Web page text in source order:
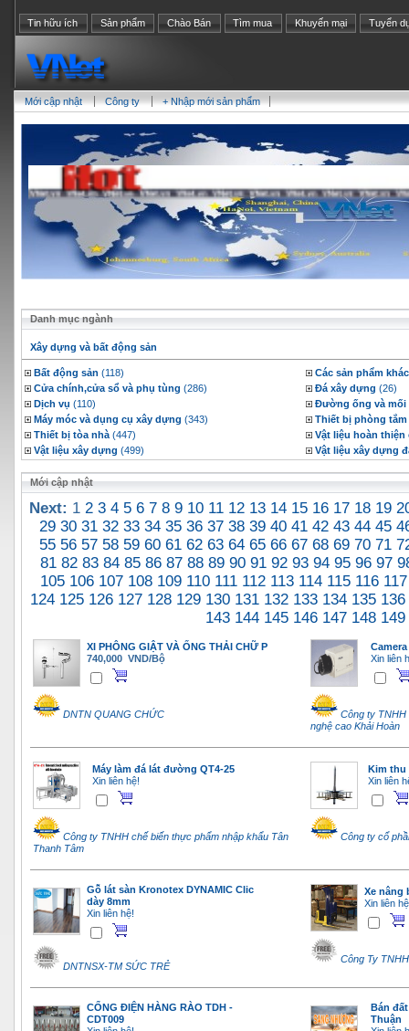
Tin hữu ích Sản phẩm Chào Bán Tìm mua Khuyến mại Tuyển
Mới cập nhật Công ty + Nhập mới sản phẩm
Danh mục ngành
Xây dựng và bất động sản
Bất động sản (118)
Các sản phẩm khác
Cửa chính,cửa sổ và phụ tùng (286) Đá xây dựng (26)
Dịch vụ (110)
Đường ống và mối
Máy móc và dụng cụ xây dựng (343)
Thiết bị phòng tắm
Thiết bị tòa nhà (447)
Vật liệu hoàn
Vật liệu xây dựng (499) Vật liệu xây dựng
Mới cập nhật
Next: 1 2 3 4 5 6 7 8 9 10 11 12 13 14 15 16 17 18 19
29 30 31 32 33 34 35 36 37 38 39 40 41 42 43 44 45
55 56 57 58 59 60 61 62 63 64 65 66 67 68 69 70 71
81 82 83 84 85 86 87 88 89 90 91 92 93 94 95 96 97
105 106 107 108 109 110 111 112 113 114 115 116 117
124 125 126 127 128 129 130 131 132 133 134 135 136
143 144 145 146 147 148 149
XI PHÔNG GIẬT VÀ ỐNG THẢI CHỮ P
740,000 VND/Bộ
DNTN QUANG CHỨC
Xin liên
Công ty TNHH
nghệ cao Khải Hoàn
Máy làm đá lát đường QT4-25
Xin liên hệ!
Công ty TNHH chế biến thực phẩm nhập khẩu Tân
Thanh Tâm
Kim thu
Xin liên
Công ty cổ
Gỗ lát sàn Kronotex DYNAMIC Clic
dày 8mm
Xin liên hệ!
DNTNSX-TM SỨC TRẺ
Xe nâng
Xin liên
Công Ty
CỔNG ĐIỆN HÀNG RÀO TDH -
CDT009
Bán
Thuận